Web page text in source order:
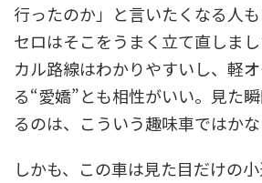
行ったのか」と言いたくなる人も
セロはそこをうまく立て直しま
カル路線はわかりやすいし、軽
る“愛嬌”とも相性がいい。見た
るのは、こういう趣味車ではかな
しかも、この車は見た目だけの